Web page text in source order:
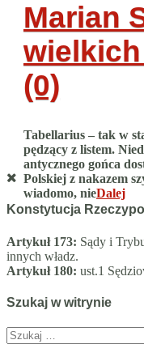
Marian
wielkich
(0)
Tabellarius – tak w
pędzący z listem.
antycznego gońca
Polskiej z nakazem
wiadomo, nieDalej
Konstytucja
Artykuł 173: Sądy i
innych władz.
Artykuł 180: ust.1
Szukaj w witrynie
Szukaj: